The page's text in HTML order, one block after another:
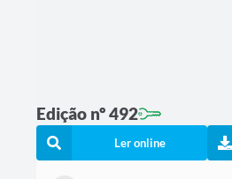
Edição nº 492
Ler online